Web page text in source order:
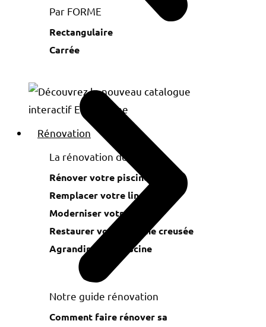
Par FORME
Rectangulaire
Carrée
Rénovation
La rénovation de piscine
Rénover votre piscine
Remplacer votre liner
Moderniser votre piscine
Restaurer votre piscine creusée
Agrandir votre piscine
Notre guide rénovation
Comment faire rénover sa